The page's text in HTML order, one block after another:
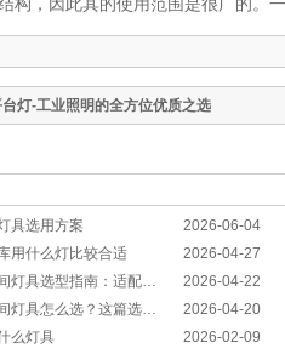
台灯-工业照明的全方位优质之选
2026-06-04
具选用方案
2026-04-27
用什么灯比较合适
2026-04-22
南：适配恶劣工况，筑牢安全照明防线
2026-04-20
选？这篇选型指南，帮你避坑又节能
2026-02-09
么灯具